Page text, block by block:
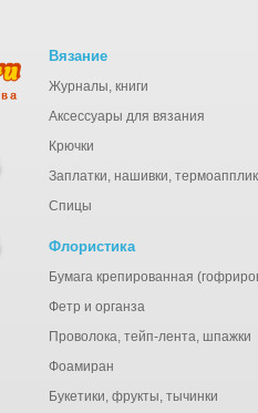
Вязание
Журналы, книги
Аксессуары для вязания
Крючки
Заплатки, нашивки,
Спицы
Флористика
Бумага крепированная
Фетр и органза
Проволока, тейп-лента, шпажки
Фоамиран
Букетики, фрукты, тычинки